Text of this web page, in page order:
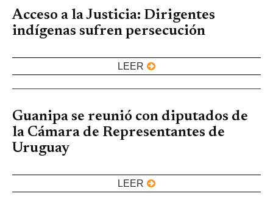
Acceso a la Justicia: Dirigentes
indígenas sufren persecución
LEER
Guanipa se reunió con diputados de
la Cámara de Representantes de
Uruguay
LEER